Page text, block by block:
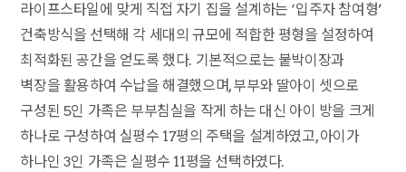
라이프스타일에 맞게 직접 자기 집을 설계하는 ‘입주자 참여형’
건축방식을 선택해 각 세대의 규모에 적합한 평형을 설정하여
최적화된 공간을 얻도록 했다. 기본적으로는 붙박이장과
벽장을 활용하여 수납을 해결했으며, 부부와 딸아이 셋으로
구성된 5인 가족은 부부침실을 작게 하는 대신 아이 방을 크게
하나로 구성하여 실평수 17평의 주택을 설계하였고, 아이가
하나인 3인 가족은 실평수 11평을 선택하였다.